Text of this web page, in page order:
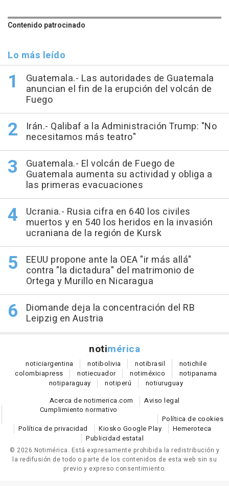
Contenido patrocinado
Lo más leído
Guatemala.- Las autoridades de Guatemala
anuncian el fin de la erupción del volcán de
Fuego
Irán.- Qalibaf a la Administración Trump: "No
necesitamos más teatro"
Guatemala.- El volcán de Fuego de
Guatemala aumenta su actividad y obliga a
las primeras evacuaciones
Ucrania.- Rusia cifra en 640 los civiles
muertos y en 540 los heridos en la invasión
ucraniana de la región de Kursk
EEUU propone ante la OEA "ir más allá"
contra "la dictadura" del matrimonio de
Ortega y Murillo en Nicaragua
Diomande deja la concentración del RB
Leipzig en Austria
notimérica
noticiargentina notibolivia notibrasil notichile
colombiapress notiecuador notiméxico notipanama
notiparaguay notiperú notiuruguay
Acerca de notimerica.com
Aviso legal
Cumplimiento normativo
Política de cookies
Política de privacidad
Kiosko Google Play
Hemeroteca
Publicidad estatal
© 2026 Notimérica. Está expresamente prohibida la redistribución y
la redifusión de todo o parte de los contenidos de esta web sin su
previo y expreso consentimiento.